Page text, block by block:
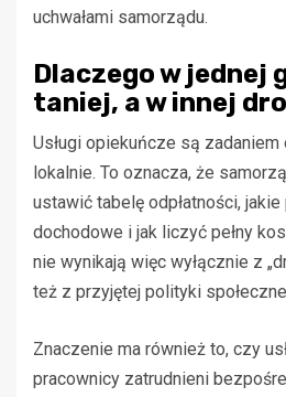
uchwałami samorządu.
Dlaczego w jednej
taniej, a w innej
Usługi opiekuńcze są zadaniem
lokalnie. To oznacza, że
ustawić tabelę odpłatności,
dochodowe i jak liczyć pełny
nie wynikają więc wyłącznie z
też z przyjętej polityki
Znaczenie ma również to, czy
pracownicy zatrudnieni